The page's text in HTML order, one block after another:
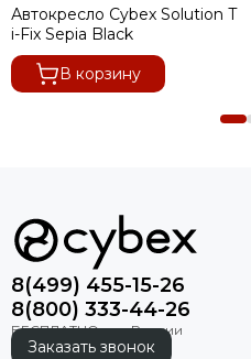
Автокресло Cybex Solution T
i-Fix Sepia Black
В корзину
8(499) 455-15-26
8(800) 333-44-26
Заказать звонок